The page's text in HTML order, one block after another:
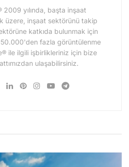
2009 yılında, başta inşaat
üzere, inşaat sektörünü takip
katkıda bulunmak için
fazla görüntülenme
ile ilgili işbirlikleriniz için bize
ulaşabilirsiniz.